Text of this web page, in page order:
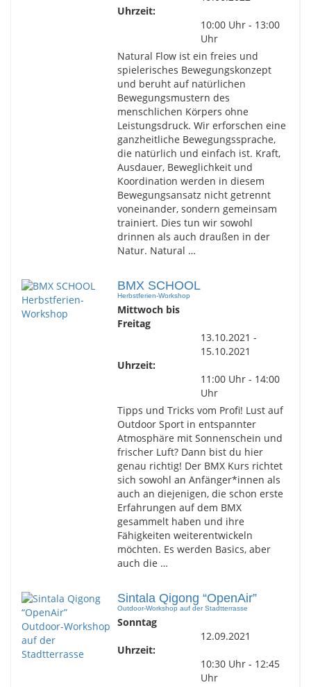
Uhrzeit:
10:00 Uhr - 13:00
Uhr
Natural Flow ist ein freies und
spielerisches Bewegungskonzept
und beruht auf natürlichen
Bewegungsmustern des
menschlichen Körpers ohne
Leistungsdruck. Wir erforschen eine
ganzheitliche Bewegungssprache,
die natürlich und einfach ist. Kraft,
Ausdauer, Beweglichkeit und
Koordination werden in diesem
Bewegungsansatz nicht getrennt
voneinander, sondern gemeinsam
trainiert. Dies tun wir sowohl
drinnen als auch draußen in der
Natur. Natural …
BMX SCHOOL
Herbstferien-Workshop
Mittwoch bis
Freitag
13.10.2021 -
15.10.2021
Uhrzeit:
11:00 Uhr - 14:00
Uhr
Tipps und Tricks vom Profi! Lust auf
Outdoor Sport in entspannter
Atmosphäre mit Sonnenschein und
frischer Luft? Dann bist du hier
genau richtig! Der BMX Kurs richtet
sich sowohl an Anfänger*innen als
auch an diejenigen, die schon erste
Erfahrungen auf dem BMX
gesammelt haben und ihre
Fähigkeiten weiterentwickeln
möchten. Es werden Basics, aber
auch die …
Sintala Qigong “OpenAir”
Outdoor-Workshop auf der Stadtterrasse
Sonntag
12.09.2021
Uhrzeit:
10:30 Uhr - 12:45
Uhr